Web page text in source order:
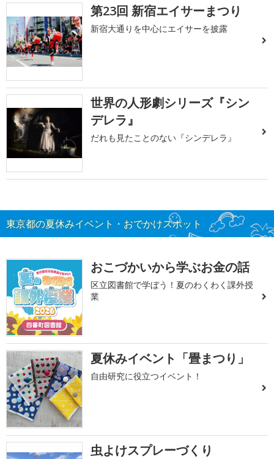
第23回 新宿エイサーまつり
新宿大通りを中心にエイサーを披露
世界の人形劇シリーズ『シン
デレラ』
だれも見たことのない『シンデレラ』
東京都の夏休みイベント・おでかけスポット
おこづかいから学ぶお金の話
区立図書館で学ぼう！夏のわくわく課外授
業
夏休みイベント「畳まつり」
自由研究に役立つイベント！
虫よけスプレーづくり